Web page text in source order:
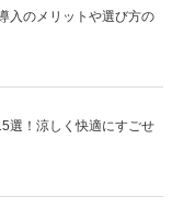
入のメリットや選び方の
選！涼しく快適にすごせ